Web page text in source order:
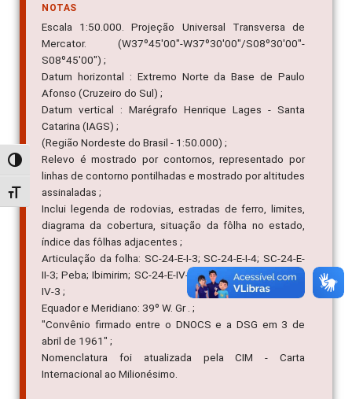
Alternar alto contraste
Alternar tamanho da fonte
NOTAS
Escala 1:50.000. Projeção Universal Transversa de
Mercator. (W37º45'00"-W37º30'00"/S08º30'00"-
S08º45'00") ;
Datum horizontal : Extremo Norte da Base de Paulo
Afonso (Cruzeiro do Sul) ;
Datum vertical : Marégrafo Henrique Lages - Santa
Catarina (IAGS) ;
(Região Nordeste do Brasil - 1:50.000) ;
Relevo é mostrado por contornos, representado por
linhas de contorno pontilhadas e mostrado por altitudes
assinaladas ;
Inclui legenda de rodovias, estradas de ferro, limites,
diagrama da cobertura, situação da fôlha no estado,
índice das fôlhas adjacentes ;
Articulação da folha: SC-24-E-I-3; SC-24-E-I-4; SC-24-E-
II-3; Peba; Ibimirim; SC-24-E-IV-1; Inajá; Manari; SC-24-E-
IV-3 ;
Equador e Meridiano: 39º W. Gr . ;
"Convênio firmado entre o DNOCS e a DSG em 3 de
abril de 1961" ;
Nomenclatura foi atualizada pela CIM - Carta
Internacional ao Milionésimo.